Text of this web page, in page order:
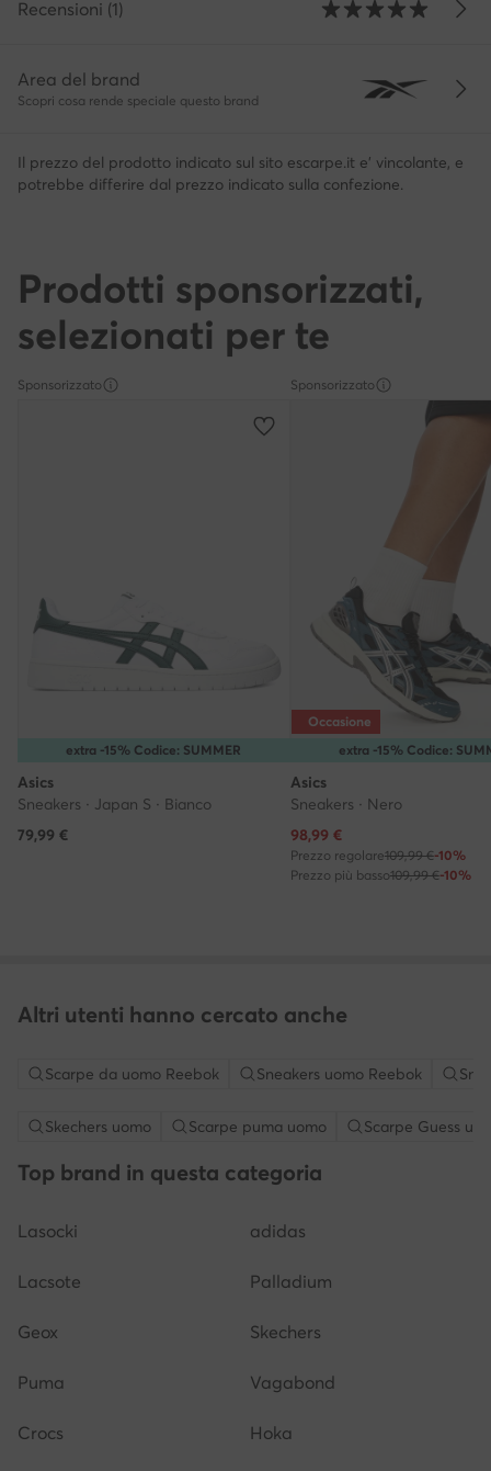
Recensioni (1)
Area del brand
Scopri cosa rende speciale questo brand
Il prezzo del prodotto indicato sul sito escarpe.it e' vincolante, e
potrebbe differire dal prezzo indicato sulla confezione.
Prodotti sponsorizzati,
selezionati per te
Sponsorizzato
extra -15% Codice: SUMMER
Asics
Sneakers · Japan S · Bianco
79,99 €
Sponsorizzato
extra -15% Codice:
Occasione
Asics
Sneakers · Nero
Prezzo attuale
98,99 €
Prezzo regolare109,99 €-10%
Prezzo più basso109,99 €-10%
Altri utenti hanno cercato anche
Scarpe da uomo Reebok Sneakers uomo Reebok
Skechers uomo Scarpe puma uomo Scarpe Guess
Top brand in questa categoria
Lasocki adidas
Lacsote Palladium
Geox Skechers
Puma Vagabond
Crocs Hoka